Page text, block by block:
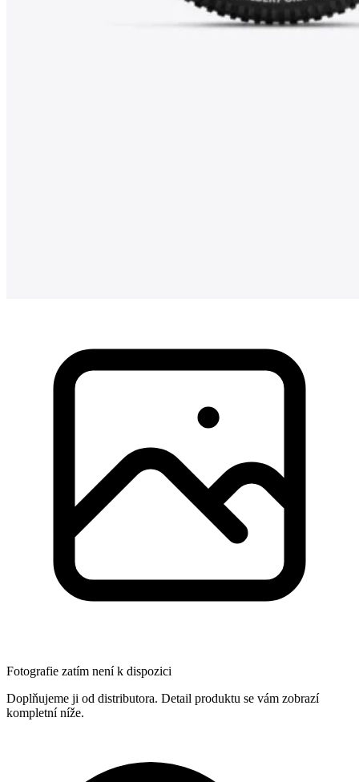
Fotografie zatím není k dispozici
Doplňujeme ji od distributora. Detail produktu se vám zobrazí
kompletní níže.